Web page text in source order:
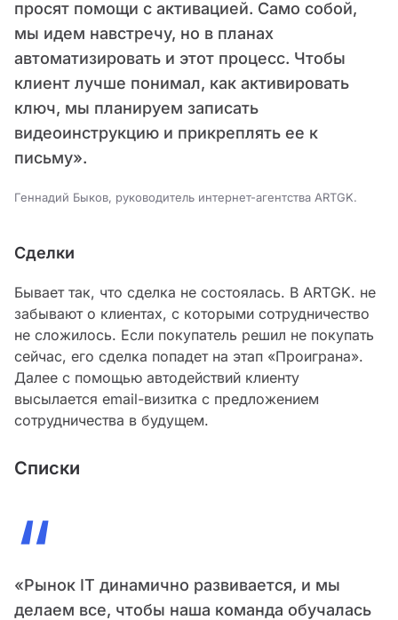
просят помощи с активацией. Само собой,
мы идем навстречу, но в планах
автоматизировать и этот процесс. Чтобы
клиент лучше понимал, как активировать
ключ, мы планируем записать
видеоинструкцию и прикреплять ее к
письму».
Геннадий Быков, руководитель интернет-агентства ARTGK.
Сделки
Бывает так, что сделка не состоялась. В ARTGK. не
забывают о клиентах, с которыми сотрудничество
не сложилось. Если покупатель решил не покупать
сейчас, его сделка попадет на этап «Проиграна».
Далее с помощью автодействий клиенту
высылается email-визитка с предложением
сотрудничества в будущем.
Списки
“
«Рынок IT динамично развивается, и мы
делаем все, чтобы наша команда обучалась